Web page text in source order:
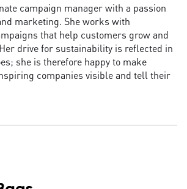
campaign manager with a passion
marketing. She works with
that help customers grow and
drive for sustainability is reflected in
she is therefore happy to make
companies visible and tell their